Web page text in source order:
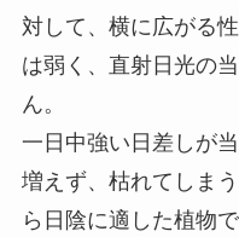
対して、横に広がる
は弱く、直射日光の
ん。
一日中強い日差しが
増えず、枯れてしま
ら日陰に適した植物で